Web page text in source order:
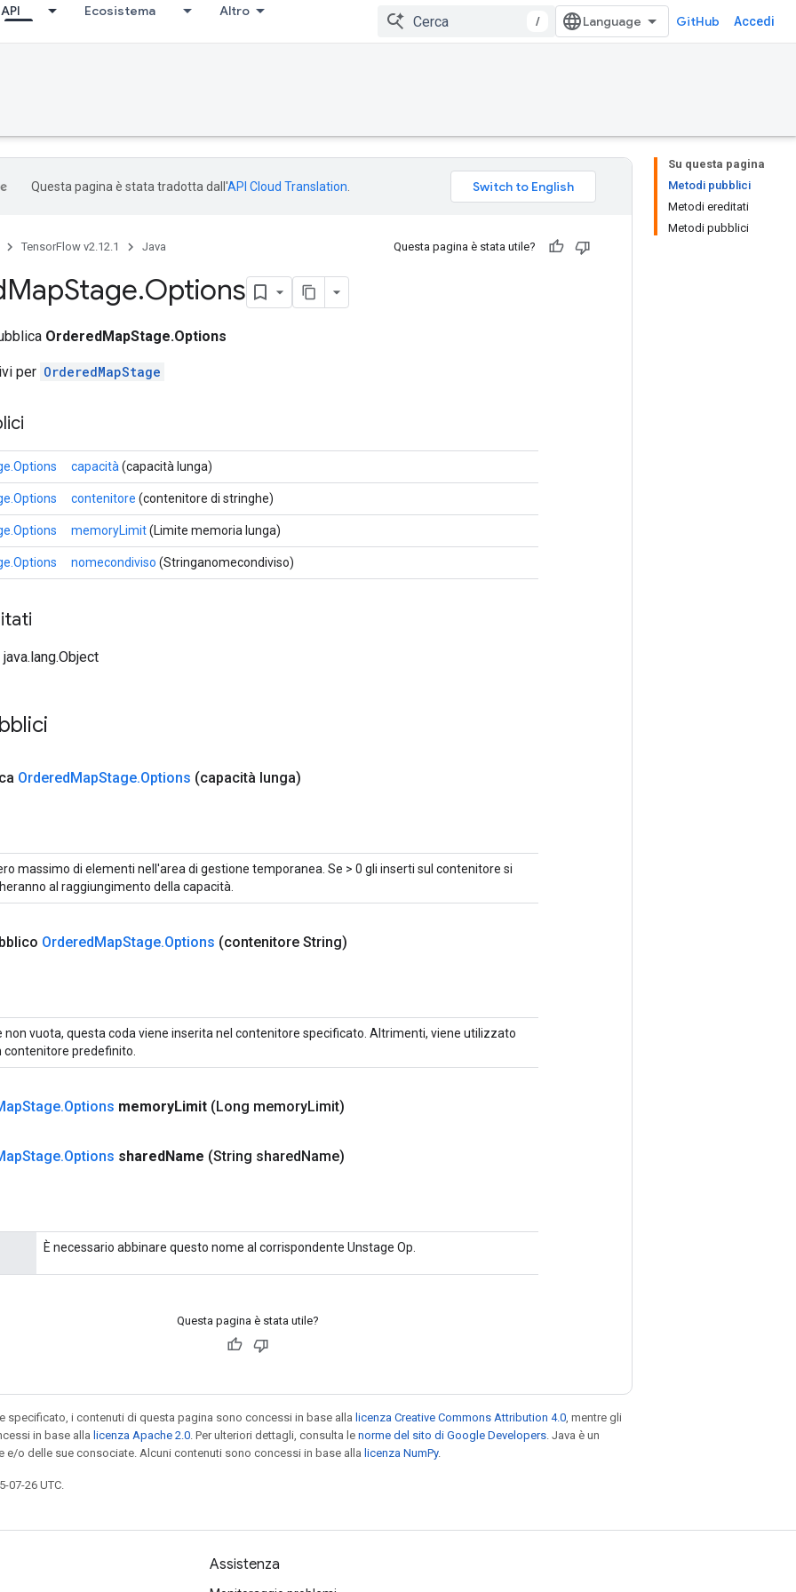
API Ecosistema Altro
/ GitHub Accedi
Su questa pagina
Metodi pubblici
Metodi ereditati
Metodi pubblici
Questa pagina è stata tradotta dall'API Cloud Translation
TensorFlow v2.12.1 Java Questa pagina è stata utile?
MapStage.Options
OrderedMapStage.Options
per OrderedMapStage
capacità (capacità lunga)
contenitore (contenitore di stringhe)
memoryLimit(Limite memoria lunga)
nomecondiviso (Stringanomecondiviso)
OrderedMapStage.Options (capacità lunga)
massimo di elementi nell'area di gestione temporanea. Se > 0 gli inserti sul contenitore si
al raggiungimento della capacità.
OrderedMapStage.Options (contenitore String)
non vuota, questa coda viene inserita nel contenitore specificato. Altrimenti, viene utilizzato
contenitore predefinito.
Stage.Options memoryLimit (Long memoryLimit)
Stage.Options sharedName (String sharedName)
È necessario abbinare questo nome al corrispondente Unstage Op.
Questa pagina è stata utile?
specificato, i contenuti di questa pagina sono concessi in base alla licenza Creative Commons Attribution 4.0 , mentre gli
in base alla licenza Apache 2.0 . Per ulteriori dettagli, consulta le norme del sito di Google Developers . Java è un
e/o delle sue consociate. Alcuni contenuti sono concessi in base alla licenza NumPy.
07-26 UTC.
Assistenza